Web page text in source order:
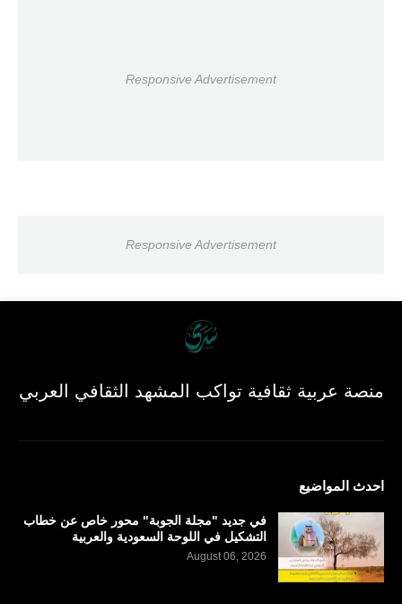
Responsive Advertisement
Responsive Advertisement
منصة عربية ثقافية تواكب المشهد الثقافي العربي
احدث المواضيع
في جديد "مجلة الجوبة" محور خاص عن خطاب
التشكيل في اللوحة السعودية والعربية
August 06, 2026